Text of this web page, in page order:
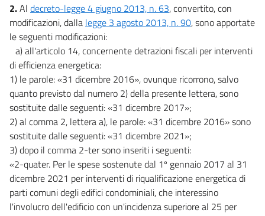
Allegato B
Allegato B
Allegato C
Allegato C
Allegato D
Allegato D
Allegato E
Allegato E
Tabelle
Tabelle
Quadri generali
2.Al decreto-legge 4 giugno 2013, n. 63, convertito, con
modificazioni, dalla legge 3 agosto 2013, n. 90, sono apportate
le seguenti modificazioni:
a) all'articolo 14, concernente detrazioni fiscali per interventi
di efficienza energetica:
1) le parole: «31 dicembre 2016», ovunque ricorrono, salvo
quanto previsto dal numero 2) della presente lettera, sono
sostituite dalle seguenti: «31 dicembre 2017»;
2) al comma 2, lettera a), le parole: «31 dicembre 2016» sono
sostituite dalle seguenti: «31 dicembre 2021»;
3) dopo il comma 2-ter sono inseriti i seguenti:
«2-quater. Per le spese sostenute dal 1º gennaio 2017 al 31
dicembre 2021 per interventi di riqualificazione energetica di
parti comuni degli edifici condominiali, che interessino
l'involucro dell'edificio con un'incidenza superiore al 25 per